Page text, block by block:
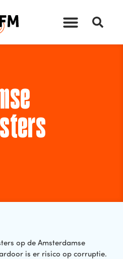
op de Amsterdamse
is er risico op corruptie.